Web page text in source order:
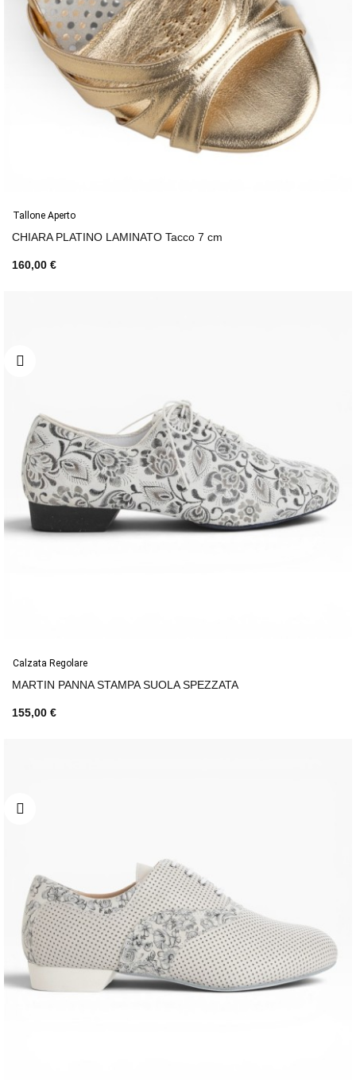
Tallone Aperto
CHIARA PLATINO LAMINATO Tacco 7 cm
160,00 €
Calzata Regolare
MARTIN PANNA STAMPA SUOLA SPEZZATA
155,00 €